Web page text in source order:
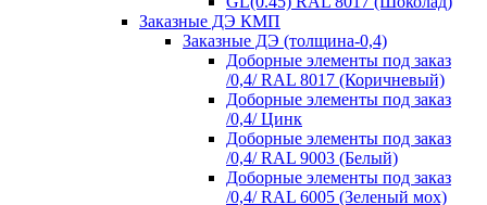
Заказные ДЭ КМП
Заказные ДЭ (толщина-0,4)
Доборные элементы под заказ
/0,4/ RAL 8017 (Коричневый)
Доборные элементы под заказ
/0,4/ Цинк
Доборные элементы под заказ
/0,4/ RAL 9003 (Белый)
Доборные элементы под заказ
/0,4/ RAL 6005 (Зеленый мох)